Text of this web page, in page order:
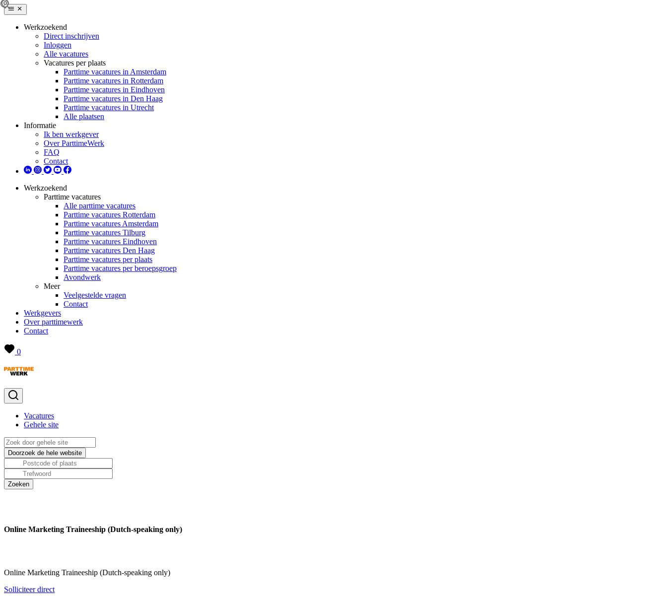
Werkzoekend
Direct inschrijven
Inloggen
Alle vacatures
Vacatures per plaats
Parttime vacatures in Amsterdam
Parttime vacatures in Rotterdam
Parttime vacatures in Eindhoven
Parttime vacatures in Den Haag
Parttime vacatures in Utrecht
Alle plaatsen
Informatie
Ik ben werkgever
Over ParttimeWerk
FAQ
Contact
Werkzoekend
Parttime vacatures
Alle parttime vacatures
Parttime vacatures Rotterdam
Parttime vacatures Amsterdam
Parttime vacatures Tilburg
Parttime vacatures Eindhoven
Parttime vacatures Den Haag
Parttime vacatures per plaats
Parttime vacatures per beroepsgroep
Avondwerk
Meer
Veelgestelde vragen
Contact
Werkgevers
Over parttimewerk
Contact
0
Vacatures
Gehele site
Online Marketing Traineeship (Dutch-speaking only)
Online Marketing Traineeship (Dutch-speaking only)
Solliciteer direct